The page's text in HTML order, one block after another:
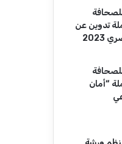
تدوين عن
“أمان